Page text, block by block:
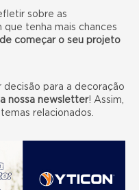
sobre as
tenha mais chances
começar o seu projeto
decisão para a decoração
nossa newsletter! Assim,
relacionados.